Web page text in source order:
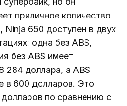
приличное количество
Ninja 650 доступен в двух
одна без ABS,
без ABS имеет
284 доллара, а ABS
в 600 долларов. Это
по сравнению с